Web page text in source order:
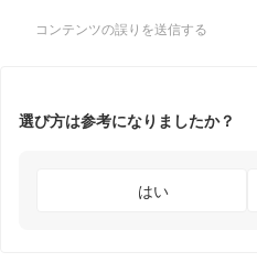
コンテンツの誤りを送信する
選び方は参考になりましたか？
はい